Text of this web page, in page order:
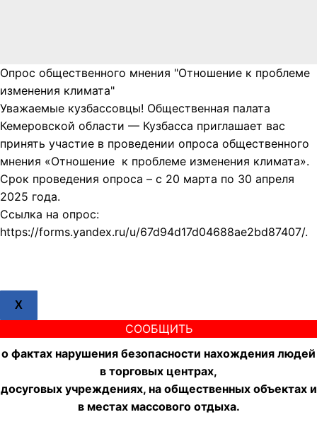
Опрос общественного мнения "Отношение к проблеме
изменения климата"
Уважаемые кузбассовцы! Общественная палата
Кемеровской области — Кузбасса приглашает вас
принять участие в проведении опроса общественного
мнения «Отношение к проблеме изменения климата».
Срок проведения опроса – с 20 марта по 30 апреля
2025 года.
Ссылка на опрос:
https://forms.yandex.ru/u/67d94d17d04688ae2bd87407/.
X
СООБЩИТЬ
о фактах нарушения безопасности нахождения людей
в торговых центрах,
досуговых учреждениях, на общественных объектах и
в местах массового отдыха.